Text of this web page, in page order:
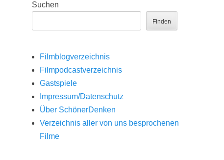
Suchen
Finden
Filmblogverzeichnis
Filmpodcastverzeichnis
Gastspiele
Impressum/Datenschutz
Über SchönerDenken
Verzeichnis aller von uns besprochenen
Filme